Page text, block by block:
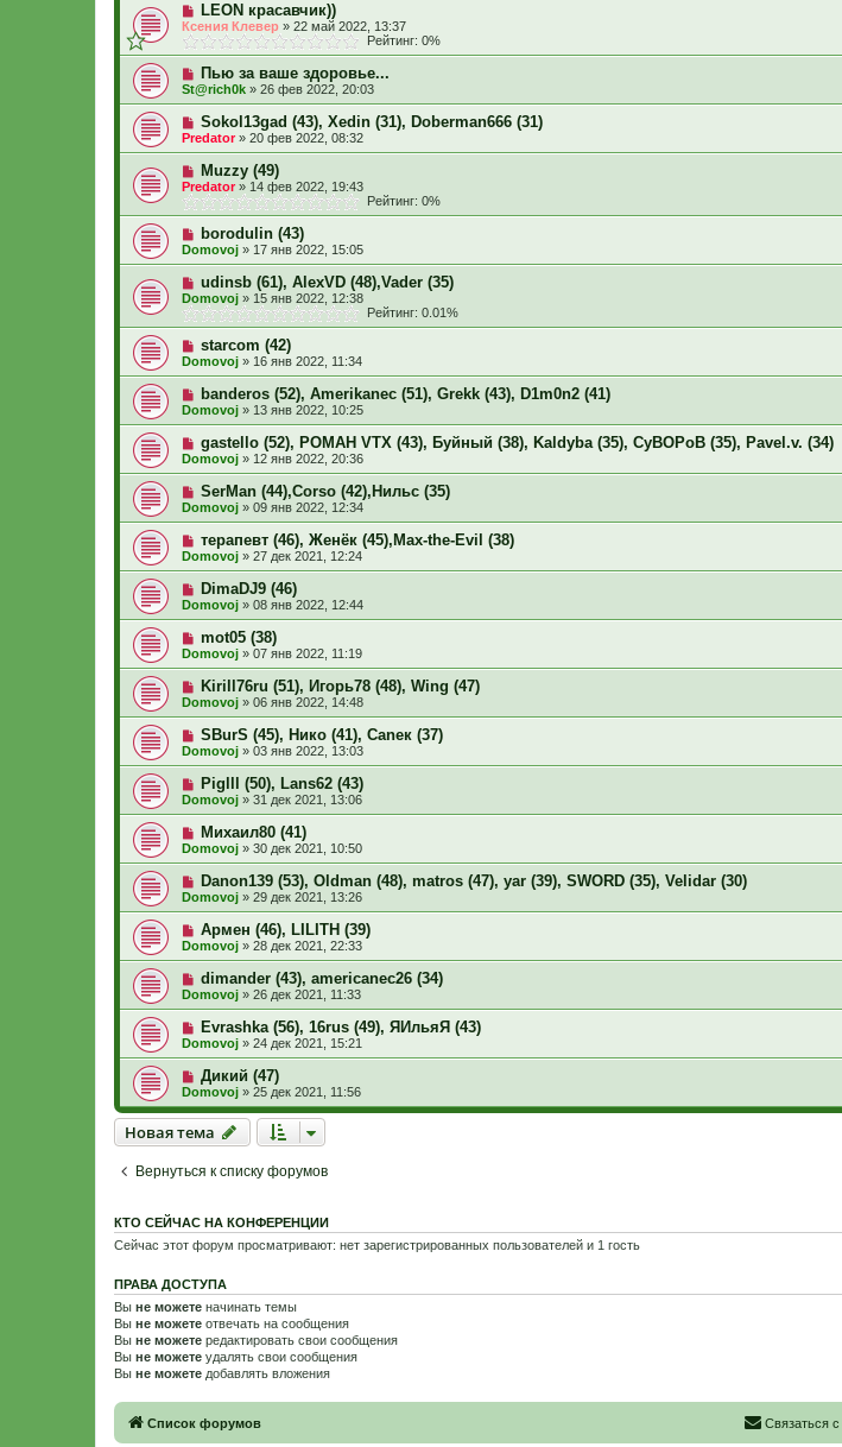
LEON красавчик))
Ксения Клевер » 22 май 2022, 13:37
Рейтинг: 0%
Пью за ваше здоровье...
St@rich0k » 26 фев 2022, 20:03
Sokol13gad (43), Xedin (31), Doberman666 (31)
Predator» 20 фев 2022, 08:32
Muzzy (49)
Predator» 14 фев 2022, 19:43
Рейтинг: 0%
borodulin (43)
Domovoj » 17 янв 2022, 15:05
udinsb (61), AlexVD (48),Vader (35)
Domovoj » 15 янв 2022, 12:38
Рейтинг: 0.01%
starcom (42)
Domovoj » 16 янв 2022, 11:34
banderos (52), Amerikanec (51), Grekk (43), D1m0n2 (41)
Domovoj » 13 янв 2022, 10:25
gastello (52), РОМАН VTX (43), Буйный (38), Kaldyba (35), CyBOPoB (35), Pavel.v. (34)
Domovoj » 12 янв 2022, 20:36
SerMan (44),Corso (42),Нильс (35)
Domovoj » 09 янв 2022, 12:34
терапевт (46), Женёк (45),Max-the-Evil (38)
Domovoj » 27 дек 2021, 12:24
DimaDJ9 (46)
Domovoj » 08 янв 2022, 12:44
mot05 (38)
Domovoj » 07 янв 2022, 11:19
Kirill76ru (51), Игорь78 (48), Wing (47)
Domovoj » 06 янв 2022, 14:48
SBurS (45), Нико (41), Caneк (37)
Domovoj » 03 янв 2022, 13:03
Piglll (50), Lans62 (43)
Domovoj » 31 дек 2021, 13:06
Михаил80 (41)
Domovoj » 30 дек 2021, 10:50
Danon139 (53), Oldman (48), matros (47), yar (39), SWORD (35), Velidar (30)
Domovoj » 29 дек 2021, 13:26
Армен (46), LILITH (39)
Domovoj » 28 дек 2021, 22:33
dimander (43), americanec26 (34)
Domovoj » 26 дек 2021, 11:33
Evrashka (56), 16rus (49), ЯИльяЯ (43)
Domovoj » 24 дек 2021, 15:21
Дикий (47)
Domovoj » 25 дек 2021, 11:56
Новая тема
Новаятема
Вернуться к списку форумов
КТО СЕЙЧАС НА КОНФЕРЕНЦИИ
Сейчас этот форум просматривают: нет зарегистрированных пользователей и 1 гость
ПРАВА ДОСТУПА
Вы не можете начинать темы
Вы не можете отвечать на сообщения
Вы не можете редактировать свои сообщения
Вы не можете удалять свои сообщения
Вы не можете добавлять вложения
Список форумов
Связаться с
Связаться с